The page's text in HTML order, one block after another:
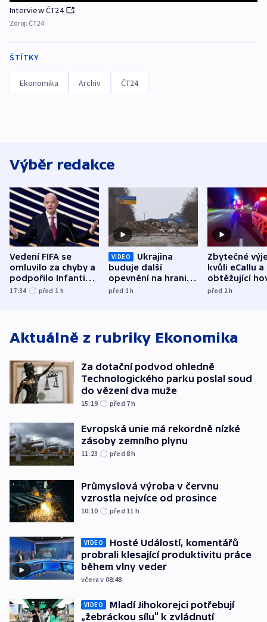
Interview ČT24
Zdroj: ČT24
ŠTÍTKY
Ekonomika Archiv ČT24
Výběr redakce
Vedení FIFA se
omluvilo za chyby a
podpořilo Infantina.
UEFA trvá na
17:34 před 1 h
VIDEO
Ukrajina
buduje další
opevnění na hranici
s Běloruskem
před 1h
Zbytečné
kvůli eCallu a
obtěžující
zdržují
před 2h
Aktuálně z rubriky Ekonomika
Za dotační podvod ohledně
Technologického parku poslal soud
do vězení dva muže
15:19 před 7h
Evropská unie má rekordně nízké
zásoby zemního plynu
11:23 před 8h
Průmyslová výroba v červnu
vzrostla nejvíce od prosince
10:10 před 11 h
VIDEO
Hosté Událostí, komentářů
probrali klesající produktivitu práce
během vlny veder
včera v 08:48
VIDEO
Mladí Jihokorejci potřebují
„žebráckou sílu“ k zvládnutí